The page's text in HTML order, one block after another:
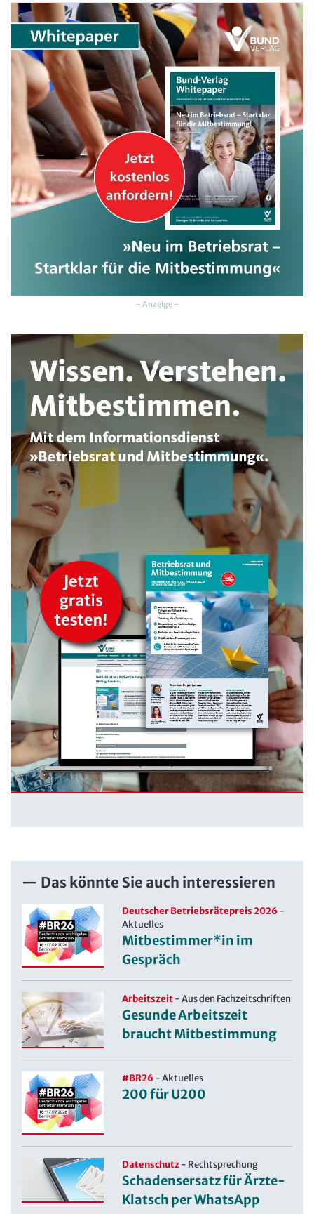
- Anzeige -
Das könnte Sie auch interessieren
Deutscher Betriebsrätepreis 2026-
Aktuelles
Mitbestimmer*in im
Gespräch
Arbeitszeit-Aus den Fachzeitschriften
Gesunde Arbeitszeit
braucht Mitbestimmung
#BR26-Aktuelles
200 für U200
Datenschutz- Rechtsprechung
Schadensersatz für Ärzte-
Klatsch per WhatsApp